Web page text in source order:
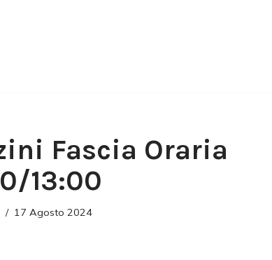
Fascia Oraria
13:00
17 Agosto 2024